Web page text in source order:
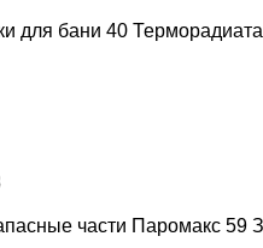
для бани 40 Терморадиата
части Паромакс 59